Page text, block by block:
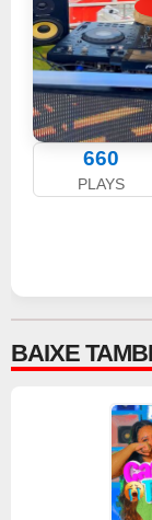
660
PLAYS
BAIXE